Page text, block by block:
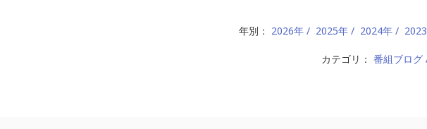
年別： 2026年 2025年 2024年
カテゴリ： 番組ブログ